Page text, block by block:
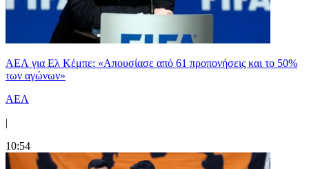
ΑΕΛ για Ελ Κέμπε: «Απουσίασε από 61 προπονήσεις και το 50%
των αγώνων»
ΑΕΛ
|
10:54